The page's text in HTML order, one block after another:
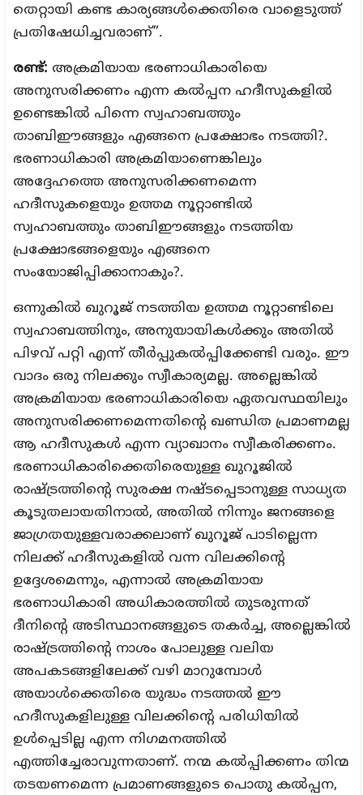
തെറ്റായി കണ്ട കാര്യങ്ങൾക്കെതിരെ വാളെടുത്ത്
പ്രതിഷേധിച്ചവരാണ്”.
രണ്ട്: അക്രമിയായ ഭരണാധികാരിയെ
അനുസരിക്കണം എന്ന കൽപ്പന ഹദീസുകളിൽ
ഉണ്ടെങ്കിൽ പിന്നെ സ്വഹാബത്തും
താബിഈങ്ങളും എങ്ങനെ പ്രക്ഷോഭം നടത്തി?.
ഭരണാധികാരി അക്രമിയാണെങ്കിലും
അദ്ദേഹത്തെ അനുസരിക്കണമെന്ന
ഹദീസുകളെയും ഉത്തമ നൂറ്റാണ്ടിൽ
സ്വഹാബത്തും താബിഈങ്ങളും നടത്തിയ
പ്രക്ഷോഭങ്ങളെയും എങ്ങനെ
സംയോജിപ്പിക്കാനാകും?.
ഒന്നുകിൽ ഖുറൂജ് നടത്തിയ ഉത്തമ നൂറ്റാണ്ടിലെ
സ്വഹാബത്തിനും, അനുയായികൾക്കും അതിൽ
പിഴവ് പറ്റി എന്ന് തീർപ്പുകൽപ്പിക്കേണ്ടി വരും. ഈ
വാദം ഒരു നിലക്കും സ്വീകാര്യമല്ല. അല്ലെങ്കിൽ
അക്രമിയായ ഭരണാധികാരിയെ ഏതവസ്ഥയിലും
അനുസരിക്കണമെന്നതിന്റെ ഖണ്ഡിത പ്രമാണമല്ല
ആ ഹദീസുകൾ എന്ന വ്യാഖാനം സ്വീകരിക്കണം.
ഭരണാധികാരിക്കെതിരെയുള്ള ഖുറൂജിൽ
രാഷ്ട്രത്തിന്റെ സുരക്ഷ നഷ്ടപ്പെടാനുള്ള സാധ്യത
കൂടുതലായതിനാൽ, അതിൽ നിന്നും ജനങ്ങളെ
ജാഗ്രതയുള്ളവരാക്കലാണ് ഖുറൂജ് പാടില്ലെന്ന
നിലക്ക് ഹദീസുകളിൽ വന്ന വിലക്കിന്റെ
ഉദ്ദേശമെന്നും, എന്നാൽ അക്രമിയായ
ഭരണാധികാരി അധികാരത്തിൽ തുടരുന്നത്
ദീനിന്റെ അടിസ്ഥാനങ്ങളുടെ തകർച്ച, അല്ലെങ്കിൽ
രാഷ്ട്രത്തിന്റെ നാശം പോലുള്ള വലിയ
അപകടങ്ങളിലേക്ക് വഴി മാറുമ്പോൾ
അയാൾക്കെതിരെ യുദ്ധം നടത്തൽ ഈ
ഹദീസുകളിലുള്ള വിലക്കിന്റെ പരിധിയിൽ
ഉൾപ്പെടില്ല എന്ന നിഗമനത്തിൽ
എത്തിച്ചേരാവുന്നതാണ്. നന്മ കൽപ്പിക്കണം തിന്മ
തടയണമെന്ന പ്രമാണങ്ങളുടെ പൊതു കൽപ്പന,